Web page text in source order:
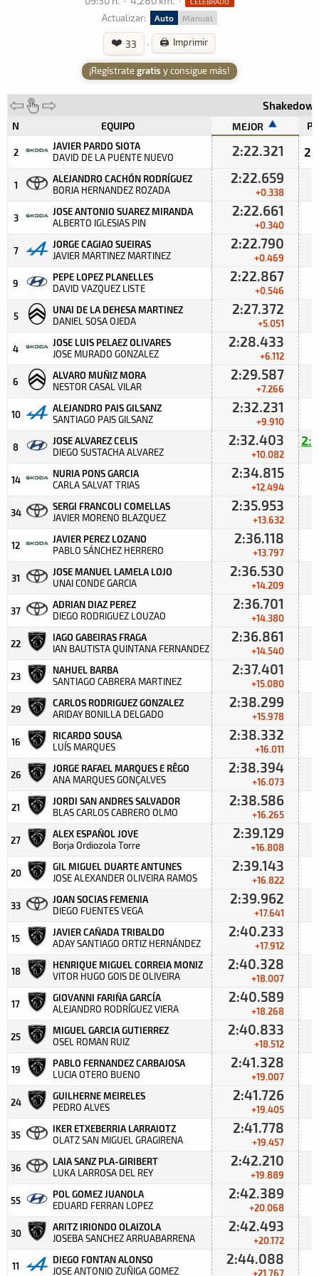
Actualizar: Auto Manual
❤️ 33 · 🖨️ Imprimir
¡Regístrategratis y consigue más!
N EQUIPO MEJOR
2
JAVIER PARDO SIOTA
DAVID DE LA PUENTE NUEVO 2:22.321
1
ALEJANDRO CACHÓN RODRÍGUEZ
BORJA HERNANDEZ ROZADA
2:22.659
+0.338
3
JOSE ANTONIO SUAREZ MIRANDA
ALBERTO IGLESIAS PIN
2:22.661
+0.340
7
JORGE CAGIAO SUEIRAS
JAVIER MARTINEZ MARTINEZ
2:22.790
+0.469
9
PEPE LOPEZ PLANELLES
DAVID VAZQUEZ LISTE
2:22.867
+0.546
5
UNAI DE LA DEHESA MARTINEZ
DANIEL SOSA OJEDA
2:27.372
+5.051
4
JOSE LUIS PELAEZ OLIVARES
JOSE MURADO GONZALEZ
2:28.433
+6.112
6
ALVARO MUÑIZ MORA
NESTOR CASAL VILAR
2:29.587
+7.266
10
ALEJANDRO PAIS GILSANZ
SANTIAGO PAIS GILSANZ
2:32.231
+9.910
8
JOSE ALVAREZ CELIS
DIEGO SUSTACHA ALVAREZ
2:32.403
+10.082
14
NURIA PONS GARCIA
CARLA SALVAT TRIAS
2:34.815
+12.494
34
SERGI FRANCOLI COMELLAS
JAVIER MORENO BLAZQUEZ
2:35.953
+13.632
12
JAVIER PEREZ LOZANO
PABLO SÁNCHEZ HERRERO
2:36.118
+13.797
31
JOSE MANUEL LAMELA LOJO
UNAI CONDE GARCIA
2:36.530
+14.209
37
ADRIAN DIAZ PEREZ
DIEGO RODRIGUEZ LOUZAO
2:36.701
+14.380
22
IAGO GABEIRAS FRAGA
IAN BAUTISTA QUINTANA FERNANDEZ
2:36.861
+14.540
23
NAHUEL BARBA
SANTIAGO CABRERA MARTINEZ
2:37.401
+15.080
29
CARLOS RODRIGUEZ GONZALEZ
ARIDAY BONILLA DELGADO
2:38.299
+15.978
16
RICARDO SOUSA
LUÍS MARQUES
2:38.332
+16.011
26
JORGE RAFAEL MARQUES E RÊGO
ANA MARQUES GONÇALVES
2:38.394
+16.073
21
JORDI SAN ANDRES SALVADOR
BLAS CARLOS CABRERO OLMO
2:38.586
+16.265
27
ALEX ESPAÑOL JOVE
Borja Ordiozola Torre
2:39.129
+16.808
20
GIL MIGUEL DUARTE ANTUNES
JOSE ALEXANDER OLIVEIRA RAMOS
2:39.143
+16.822
33
JOAN SOCIAS FEMENIA
DIEGO FUENTES VEGA
2:39.962
+17.641
15
JAVIER CAÑADA TRIBALDO
ADAY SANTIAGO ORTIZ HERNÁNDEZ
2:40.233
+17.912
18
HENRIQUE MIGUEL CORREIA MONIZ
VITOR HUGO GOIS DE OLIVEIRA
2:40.328
+18.007
17
GIOVANNI FARIÑA GARCÍA
ALEJANDRO RODRÍGUEZ VIERA
2:40.589
+18.268
25
MIGUEL GARCIA GUTIERREZ
OSEL ROMAN RUIZ
2:40.833
+18.512
19
PABLO FERNANDEZ CARBAJOSA
LUCIA OTERO BUENO
2:41.328
+19.007
24
GUILHERNE MEIRELES
PEDRO ALVES
2:41.726
+19.405
35
IKER ETXEBERRIA LARRAIOTZ
OLATZ SAN MIGUEL GRAGIRENA
2:41.778
+19.457
36
LAIA SANZ PLA-GIRIBERT
LUKA LARROSA DEL REY
2:42.210
+19.889
55
POL GOMEZ JUANOLA
EDUARD FERRAN LOPEZ
2:42.389
+20.068
30
ARITZ IRIONDO OLAIZOLA
JOSEBA SANCHEZ ARRUABARRENA
2:42.493
+20.172
11
DIEGO FONTAN ALONSO
JOSE ANTONIO ZUÑIGA GOMEZ
2:44.088
+21.767